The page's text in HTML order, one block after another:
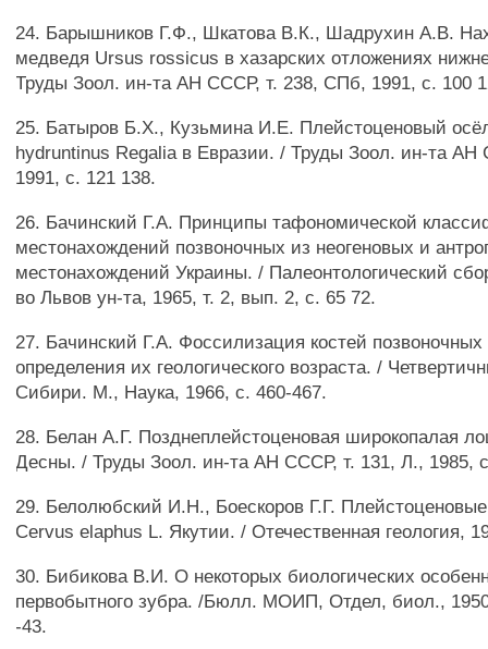
24. Барышников Г.Ф., Шкатова В.К., Шадрухин А.В.
медведя Ursus rossicus в хазарских отложениях
Труды Зоол. ин-та АН СССР, т. 238, СПб, 1991, с. 100
25. Батыров Б.Х., Кузьмина И.Е. Плейстоценовый
hydruntinus Regalia в Евразии. / Труды Зоол. ин-та
1991, с. 121 138.
26. Бачинский Г.А. Принципы тафономической
местонахождений позвоночных из неогеновых и
местонахождений Украины. / Палеонтологический
во Львов ун-та, 1965, т. 2, вып. 2, с. 65 72.
27. Бачинский Г.А. Фоссилизация костей
определения их геологического возраста. /
Сибири. М., Наука, 1966, с. 460-467.
28. Белан А.Г. Позднеплейстоценовая широкопалая
Десны. / Труды Зоол. ин-та АН СССР, т. 131, Л., 1985,
29. Белолюбский И.Н., Боескоров Г.Г.
Cervus elaphus L. Якутии. / Отечественная геология,
30. Бибикова В.И. О некоторых биологических
первобытного зубра. /Бюлл. МОИП, Отдел, биол.,
-43.